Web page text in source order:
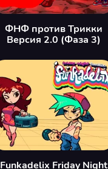
ФНФ против Трикки
Версия 2.0 (Фаза 3)
Funkadelix Friday Night